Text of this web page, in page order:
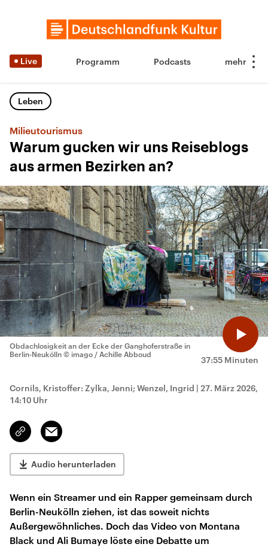
Live Programm Podcasts
Leben
Milieutourismus
Warum gucken wir uns Reiseblogs
aus armen Bezirken an?
37:55 Minuten
Obdachlosigkeit an der Ecke der Ganghoferstraße in
Berlin-Neukölln © imago / Achille Abboud
Cornils, Kristoffer: Zylka, Jenni; Wenzel, Ingrid | 27. März 2026,
14:10 Uhr
Link
kopieren/teilen
Email
Audio herunterladen
Wenn ein Streamer und ein Rapper gemeinsam durch
Berlin-Neukölln ziehen, ist das soweit nichts
Außergewöhnliches. Doch das Video von Montana
Black und Ali Bumaye löste eine Debatte um